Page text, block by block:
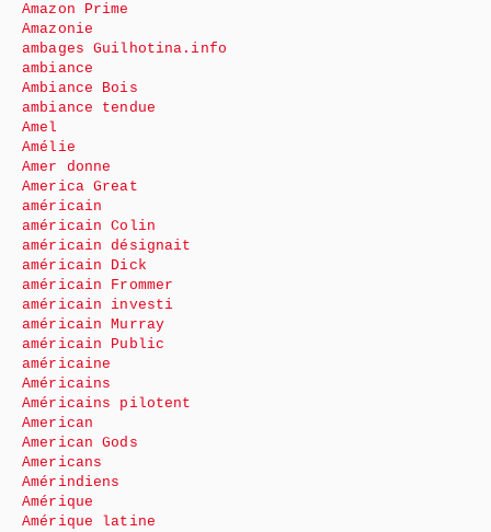
Amazon Prime
Amazonie
ambages Guilhotina.info
ambiance
Ambiance Bois
ambiance tendue
Amel
Amélie
Amer donne
America Great
américain
américain Colin
américain désignait
américain Dick
américain Frommer
américain investi
américain Murray
américain Public
américaine
Américains
Américains pilotent
American
American Gods
Americans
Amérindiens
Amérique
Amérique latine